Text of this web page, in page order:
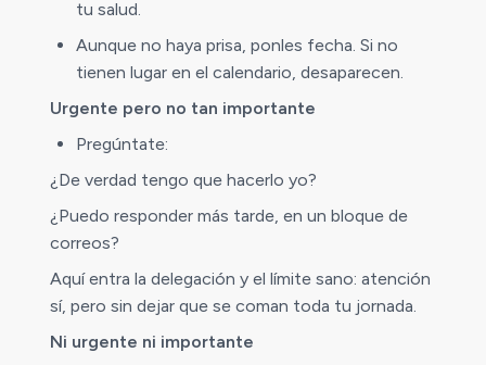
tu salud.
Aunque no haya prisa, ponles fecha. Si no
tienen lugar en el calendario, desaparecen.
Urgente pero no tan importante
Pregúntate:
¿De verdad tengo que hacerlo yo?
¿Puedo responder más tarde, en un bloque de
correos?
Aquí entra la delegación y el límite sano: atención
sí, pero sin dejar que se coman toda tu jornada.
Ni urgente ni importante